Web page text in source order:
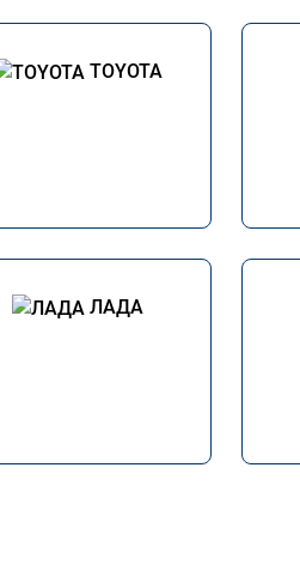
TOYOTA
ЛАДА